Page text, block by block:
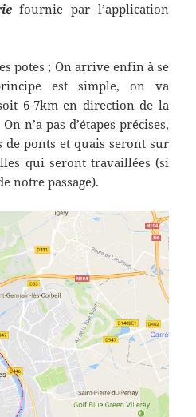
fournie par l’application
potes ; On arrive enfin à se
est simple, on va
6-7km en direction de la
n’a pas d’étapes précises,
de ponts et quais seront sur
qui seront travaillées (si
notre passage).